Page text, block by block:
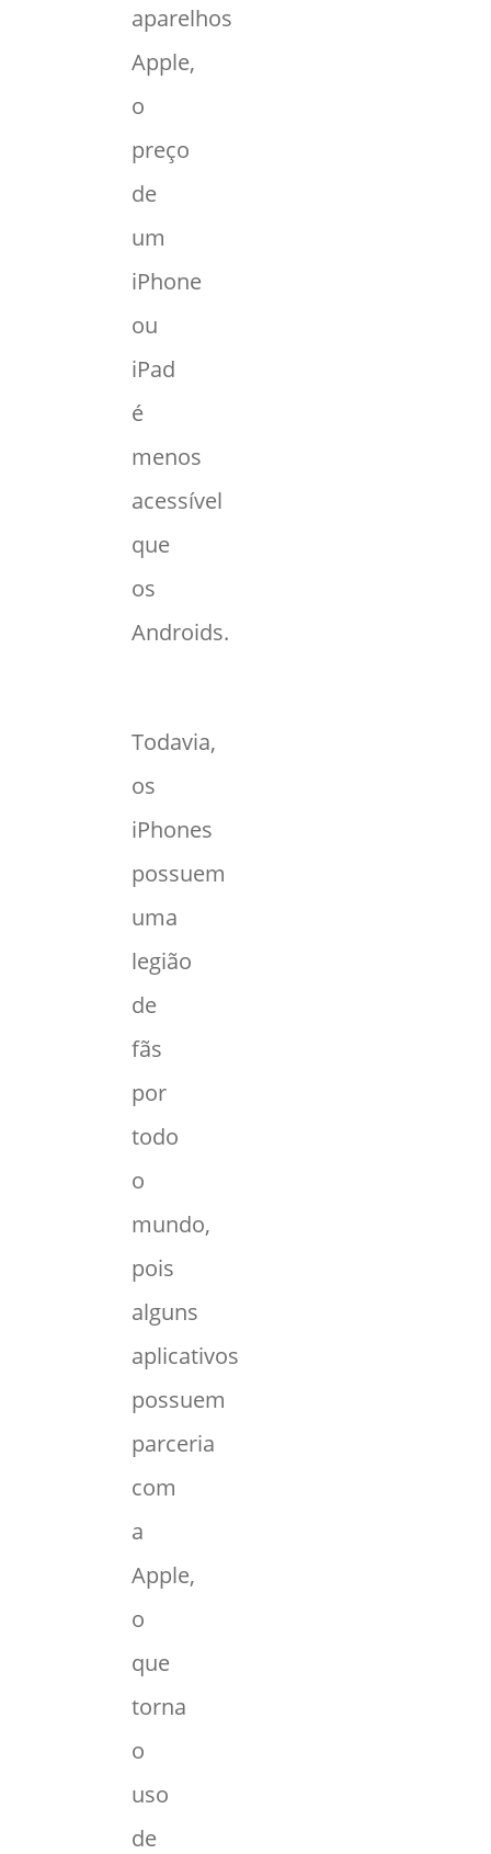
aparelhos
Apple,
o
preço
de
um
iPhone
ou
iPad
é
menos
acessível
que
os
Androids.
Todavia,
os
iPhones
possuem
uma
legião
de
fãs
por
todo
o
mundo,
pois
alguns
aplicativos
possuem
parceria
com
a
Apple,
o
que
torna
o
uso
de